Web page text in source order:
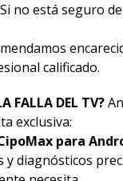
no está seguro
calificado.
FALLA DEL TV?
exclusiva:
para
y diagnósticos